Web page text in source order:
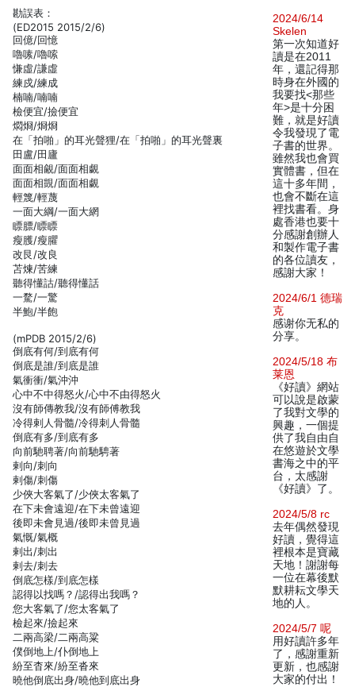
勘誤表：
(ED2015 2015/2/6)
回億/回憶
嚕嗉/嚕嗦
慊虛/謙虛
練戍/練成
楠喃/喃喃
檢便宜/撿便宜
燜烱/烱烱
在「拍啪」的耳光聲狸/在「拍啪」的耳光聲裏
田盧/田廬
面面相覦/面面相覷
面面相覬/面面相覷
輕篾/輕蔑
一面大綱/一面大網
瞟膘/瞟瞟
瘦臒/瘦臞
改艮/改良
苫煉/苦練
聽得懂詁/聽得懂話
一騖/一驚
半鮑/半飽
(mPDB 2015/2/6)
倒底有何/到底有何
倒底是誰/到底是誰
氣衝衝/氣沖沖
心中不中得怒火/心中不由得怒火
沒有師傳教我/沒有師傅教我
冷得剌人骨髓/冷得刺人骨髓
倒底有多/到底有多
向前馳聘著/向前馳騁著
剌向/刺向
剌傷/刺傷
少俠大客氣了/少俠太客氣了
在下未會遠迎/在下未曾遠迎
後即未會見過/後即未曾見過
氣慨/氣概
剌出/刺出
剌去/刺去
倒底怎樣/到底怎樣
認得以找嗎？/認得出我嗎？
您大客氣了/您太客氣了
檢起來/撿起來
二兩高梁/二兩高粱
僕倒地上/仆倒地上
紛至杳來/紛至沓來
曉他倒底出身/曉他到底出身
2024/6/14
Skelen
第一次知道好
讀是在2011
年，還記得那
時身在外國的
我要找<那些
年>是十分困
難，就是好讀
令我發現了電
子書的世界。
雖然我也會買
實體書，但在
這十多年間，
也會不斷在這
裡找書看。身
處香港也要十
分感謝創辦人
和製作電子書
的各位讀友，
感謝大家！
2024/6/1 德瑞
克
感谢你无私的
分享。
2024/5/18 布
莱恩
《好讀》網站
可以說是啟蒙
了我對文學的
興趣，一個提
供了我自由自
在悠遊於文學
書海之中的平
台，太感謝
《好讀》了。
2024/5/8 rc
去年偶然發現
好讀，覺得這
裡根本是寶藏
天地！謝謝每
一位在幕後默
默耕耘文學天
地的人。
2024/5/7 呢
用好讀許多年
了，感謝重新
更新，也感謝
大家的付出！